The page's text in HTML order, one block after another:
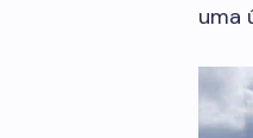
uma